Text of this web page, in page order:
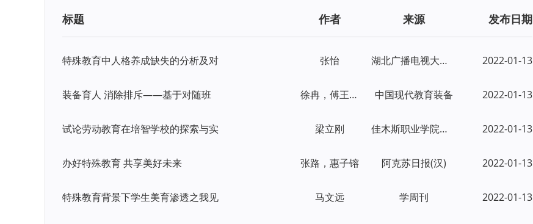
标题 作者 来源 发布日期
特殊教育中人格养成缺失的分析及对 张怡 湖北广播电视大学学报 2022-01-13
装备育人 消除排斥——基于对随班 徐冉，傅王倩，肖非 中国现代教育装备 2022-01-13
试论劳动教育在培智学校的探索与实 梁立刚 佳木斯职业学院学报 2022-01-13
办好特殊教育 共享美好未来 张路，惠子镕 阿克苏日报(汉) 2022-01-13
特殊教育背景下学生美育渗透之我见 马文远 学周刊 2022-01-13